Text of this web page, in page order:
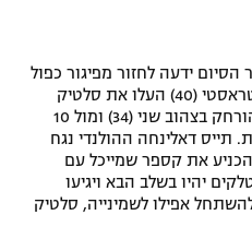
הסיום ידעה לחזור מפיגור כפול
בבית. ראו הטאטה (6) ואוסטון טראסטי (40) העלו את סלטיק
ל-0:2 מפתיע, אבל הטאטה גם הורחק בצהוב שני (34) ומול 10
תייס דאלינחה ההולנדי נגח
רואו הכניע את קספר שמייכל עם
בדקה ה-72. האיטלקים יהיו בשלב הבא ויגיעו
אפילו לשמינייה, סלטיק